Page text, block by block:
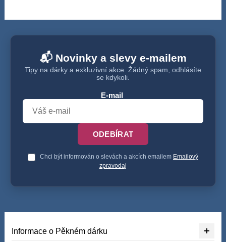
📬 Novinky a slevy e-mailem
Tipy na dárky a exkluzivní akce. Žádný spam, odhlásíte
se kdykoli.
E-mail
ODEBÍRAT
Chci být informován o slevách a akcích emailem Emailový
zpravodaj
Informace o Pěkném dárku